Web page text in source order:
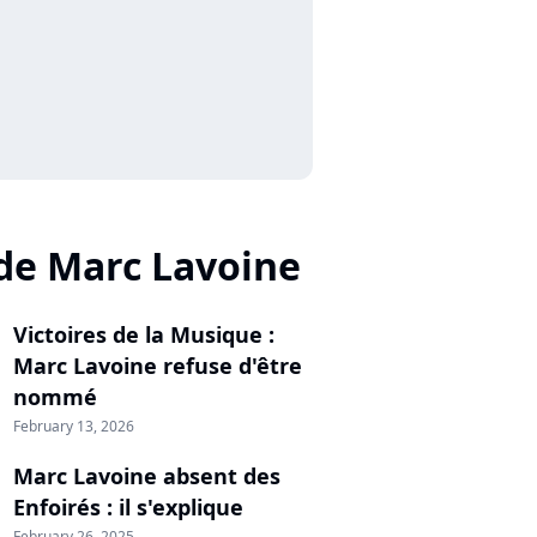
Marc Lavoine
Victoires de la Musique :
Marc Lavoine refuse d'être
nommé
February 13, 2026
Marc Lavoine absent des
Enfoirés : il s'explique